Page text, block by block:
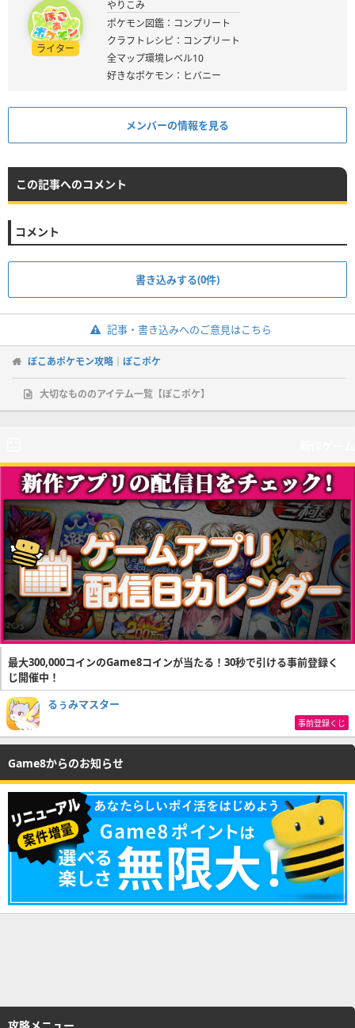
ライター
やりこみ
ポケモン図鑑：コンプリート
クラフトレシピ：コンプリート
全マップ環境レベル10
好きなポケモン：ヒバニー
メンバーの情報を見る
この記事へのコメント
コメント
書き込みする(0件)
記事・書き込みへのご意見はこちら
ぽこあポケモン攻略｜ぽこポケ
大切なもののアイテム一覧【ぽこポケ】
最大300,000コインのGame8コインが当たる！30秒で引ける事前登録く
じ開催中！
るぅみマスター
事前登録くじ
Game8からのお知らせ